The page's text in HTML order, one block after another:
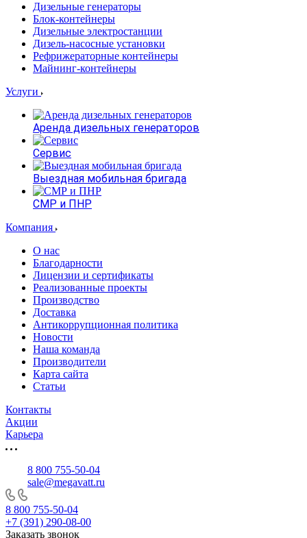
Дизельные генераторы
Блок-контейнеры
Дизельные электростанции
Дизель-насосные установки
Рефрижераторные контейнеры
Майнинг-контейнеры
Услуги
Аренда дизельных генераторов
Сервис
Выездная мобильная бригада
СМР и ПНР
Компания
О нас
Благодарности
Лицензии и сертификаты
Реализованные проекты
Производство
Доставка
Антикоррупционная политика
Новости
Наша команда
Производители
Карта сайта
Статьи
Контакты
Акции
Карьера
8 800 755-50-04
sale@megavatt.ru
8 800 755-50-04
+7 (391) 290-08-00
Заказать звонок